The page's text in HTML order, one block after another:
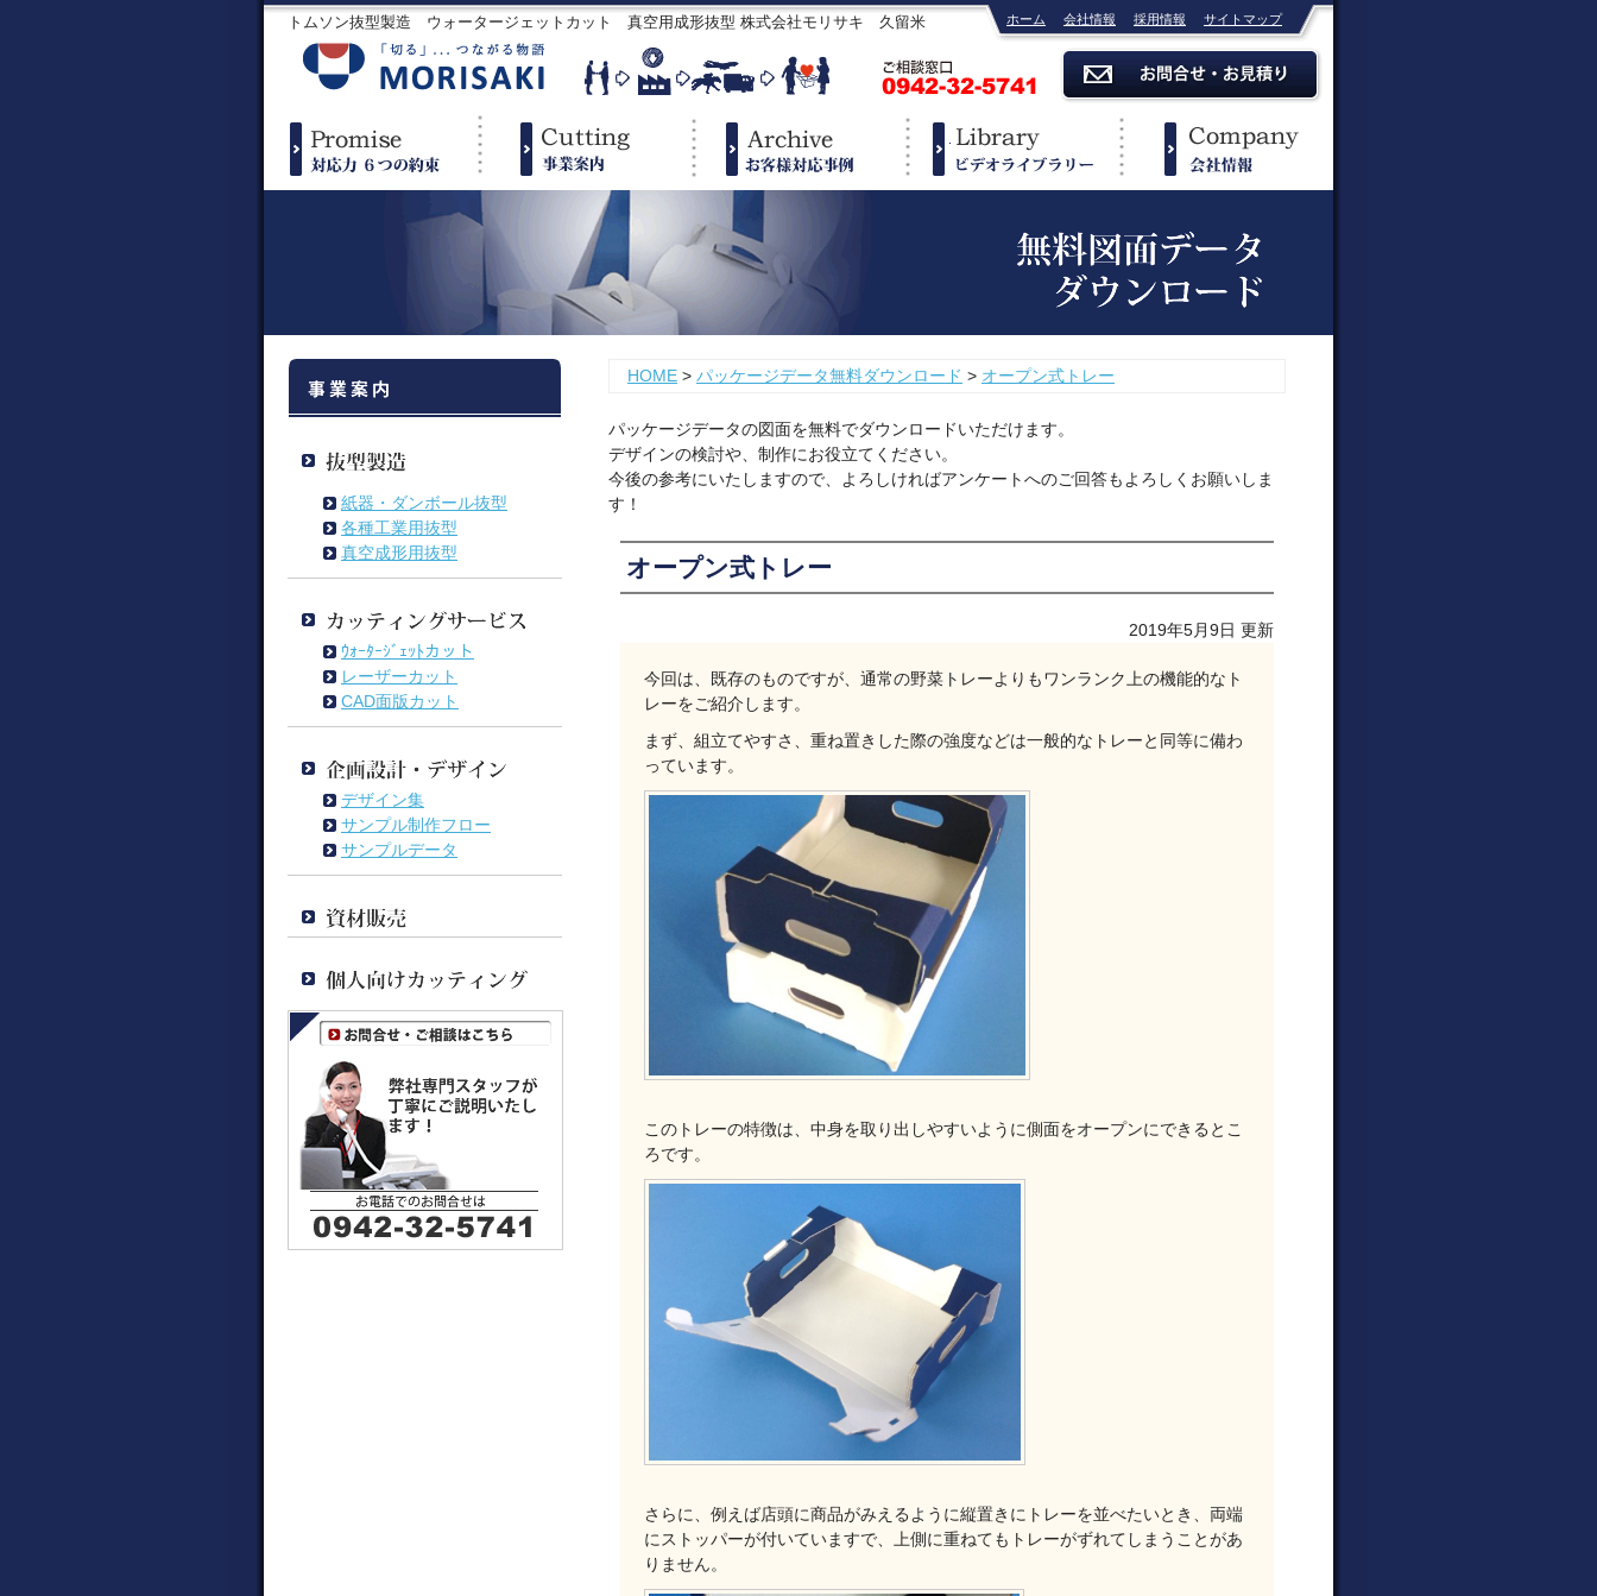
トムソン抜型製造 ウォータージェットカット 真空用成形抜型 株式会社モリサキ 久留米 ホーム 会社情報 採用情報 サイトマップ
紙器・ダンボール抜型
各種工業用抜型
真空成形用抜型
ｳｫｰﾀｰｼﾞｪｯﾄカット
レーザーカット
CAD面版カット
デザイン集
サンプル制作フロー
サンプルデータ
HOME > パッケージデータ無料ダウンロード > オープン式トレー
パッケージデータの図面を無料でダウンロードいただけます。
デザインの検討や、制作にお役立てください。
今後の参考にいたしますので、よろしければアンケートへのご回答もよろしくお願いしま
す！
オープン式トレー
2019年5月9日 更新
今回は、既存のものですが、通常の野菜トレーよりもワンランク上の機能的なト
レーをご紹介します。
まず、組立てやすさ、重ね置きした際の強度などは一般的なトレーと同等に備わ
っています。
このトレーの特徴は、中身を取り出しやすいように側面をオープンにできるとこ
ろです。
さらに、例えば店頭に商品がみえるように縦置きにトレーを並べたいとき、両端
にストッパーが付いていますで、上側に重ねてもトレーがずれてしまうことがあ
りません。